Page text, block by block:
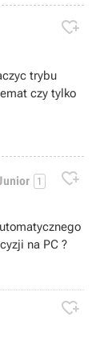

trybu
czy tylko
1 
na PC ?
